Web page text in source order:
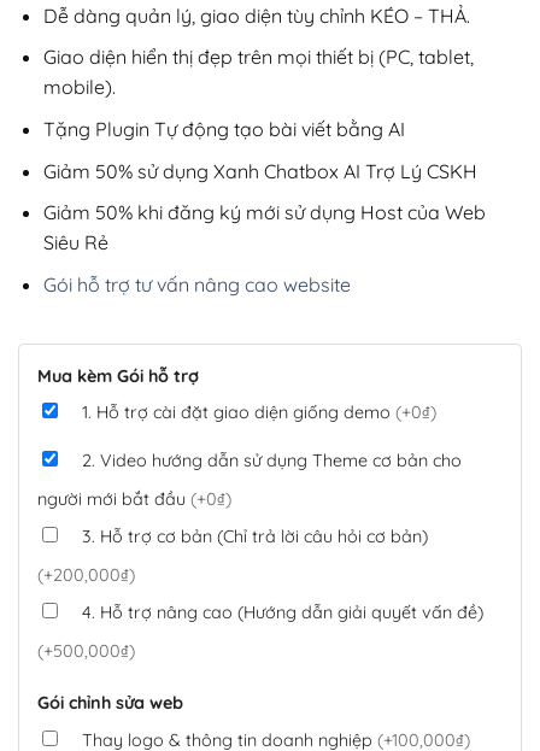
Dễ dàng quản lý, giao diện tùy chỉnh KÉO – THẢ.
Giao diện hiển thị đẹp trên mọi thiết bị (PC, tablet,
mobile).
Tặng Plugin Tự động tạo bài viết bằng AI
Giảm 50% sử dụng Xanh Chatbox AI Trợ Lý CSKH
Giảm 50% khi đăng ký mới sử dụng Host của Web
Siêu Rẻ
Gói hỗ trợ tư vấn nâng cao website
Mua kèm Gói hỗ trợ
1. Hỗ trợ cài đặt giao diện giống demo (+0₫)
2. Video hướng dẫn sử dụng Theme cơ bản cho
người mới bắt đầu (+0₫)
3. Hỗ trợ cơ bản (Chỉ trả lời câu hỏi cơ bản)
(+200,000₫)
4. Hỗ trợ nâng cao (Hướng dẫn giải quyết vấn đề)
(+500,000₫)
Gói chỉnh sửa web
Thay logo & thông tin doanh nghiệp (+100,000₫)